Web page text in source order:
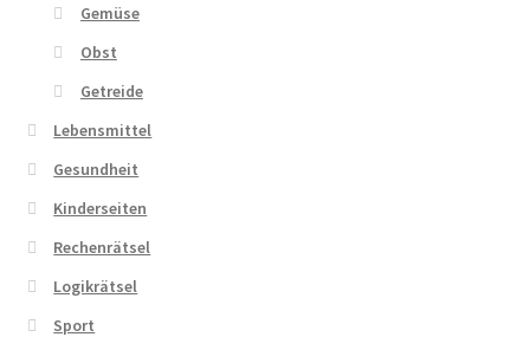
Gemüse
Obst
Getreide
Lebensmittel
Gesundheit
Kinderseiten
Rechenrätsel
Logikrätsel
Sport